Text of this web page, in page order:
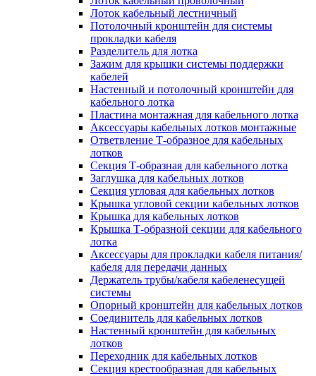
Лоток кабельный лестничный
Потолочный кронштейн для системы
прокладки кабеля
Разделитель для лотка
Зажим для крышки системы поддержки
кабелей
Настенный и потолочный кронштейн для
кабельного лотка
Пластина монтажная для кабельного лотка
Аксессуары кабельных лотков монтажные
Ответвление Т-образное для кабельных
лотков
Секция Т-образная для кабельного лотка
Заглушка для кабельных лотков
Секция угловая для кабельных лотков
Крышка угловой секции кабельных лотков
Крышка для кабельных лотков
Крышка Т-образной секции для кабельного
лотка
Аксессуары для прокладки кабеля питания/
кабеля для передачи данных
Держатель трубы/кабеля кабеленесущей
системы
Опорный кронштейн для кабельных лотков
Соединитель для кабельных лотков
Настенный кронштейн для кабельных
лотков
Переходник для кабельных лотков
Секция крестообразная для кабельных